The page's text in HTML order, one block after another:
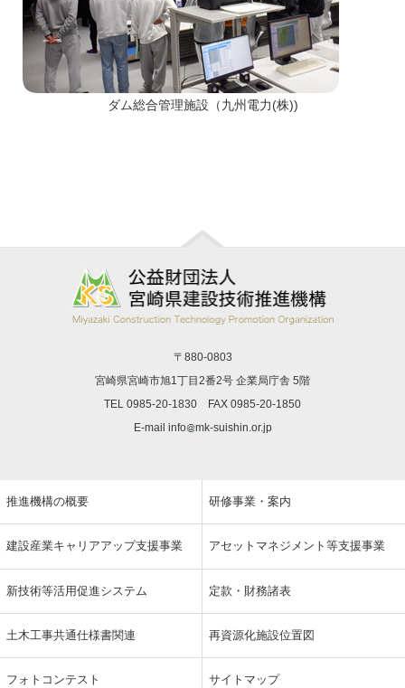
ダム総合管理施設（九州電力(株))
〒880-0803
宮崎県宮崎市旭1丁目2番2号 企業局庁舎 5階
TEL 0985-20-1830 FAX 0985-20-1850
E-mail info
mk-suishin.or.jp
推進機構の概要 研修事業・案内
建設産業キャリアアップ支援事業 アセットマネジメント等支援事業
新技術等活用促進システム 定款・財務諸表
土木工事共通仕様書関連 再資源化施設位置図
フォトコンテスト サイトマップ